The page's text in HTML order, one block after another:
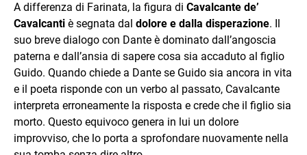
A differenza di Farinata, la figura di Cavalcante de’
Cavalcanti è segnata dal dolore e dalla disperazione. Il
suo breve dialogo con Dante è dominato dall’angoscia
paterna e dall’ansia di sapere cosa sia accaduto al figlio
Guido. Quando chiede a Dante se Guido sia ancora in vita
e il poeta risponde con un verbo al passato, Cavalcante
interpreta erroneamente la risposta e crede che il figlio sia
morto. Questo equivoco genera in lui un dolore
improvviso, che lo porta a sprofondare nuovamente nella